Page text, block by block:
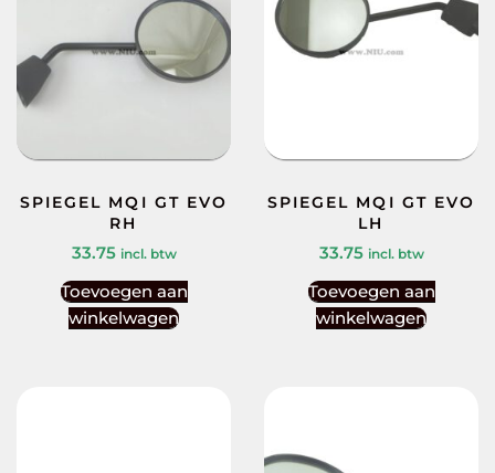
SPIEGEL MQI GT EVO
RH
33.75 incl. btw
Toevoegen aan
winkelwagen
SPIEGEL MQI GT EVO
LH
33.75 incl. btw
Toevoegen aan
winkelwagen